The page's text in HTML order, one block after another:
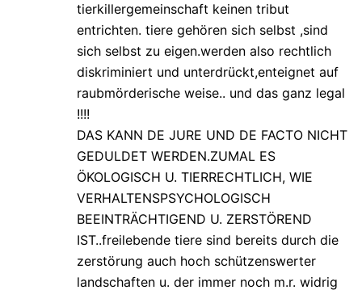
tierkillergemeinschaft keinen tribut
entrichten. tiere gehören sich selbst ,sind
sich selbst zu eigen.werden also rechtlich
diskriminiert und unterdrückt,enteignet auf
raubmörderische weise.. und das ganz legal
!!!!
DAS KANN DE JURE UND DE FACTO NICHT
GEDULDET WERDEN.ZUMAL ES
ÖKOLOGISCH U. TIERRECHTLICH, WIE
VERHALTENSPSYCHOLOGISCH
BEEINTRÄCHTIGEND U. ZERSTÖREND
IST..freilebende tiere sind bereits durch die
zerstörung auch hoch schützenswerter
landschaften u. der immer noch m.r. widrig